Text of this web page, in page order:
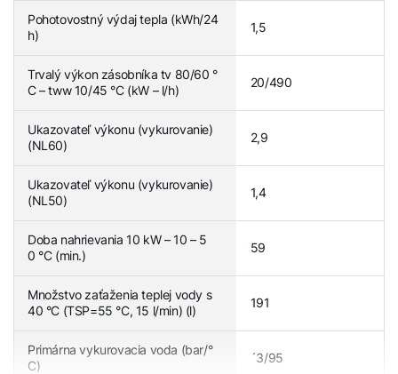
Pohotovostný výdaj tepla (kWh/24
h)
1,5
Trvalý výkon zásobníka tv 80/60 °
C – tww 10/45 °C (kW – l/h)
20/490
Ukazovateľ výkonu (vykurovanie)
(NL60)
2,9
Ukazovateľ výkonu (vykurovanie)
(NL50)
1,4
Doba nahrievania 10 kW – 10 – 5
0 °C (min.)
59
Množstvo zaťaženia teplej vody s
40 °C (TSP=55 °C, 15 l/min) (l)
191
Primárna vykurovacia voda (bar/°
C)
´3/95